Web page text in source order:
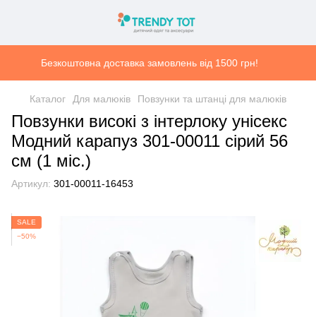
Безкоштовна доставка замовлень від 1500 грн!
Каталог Для малюків Повзунки та штанці для малюків
Повзунки високі з інтерлоку унісекс
Модний карапуз 301-00011 сірий 56
см (1 мiс.)
Артикул: 301-00011-16453
SALE
−50%